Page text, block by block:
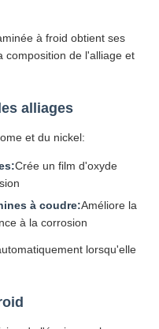
à froid obtient ses
composition de l'alliage et
alliages
et du nickel:
Crée un film d'oxyde
à coudre:Améliore la
à la corrosion
lorsqu'elle